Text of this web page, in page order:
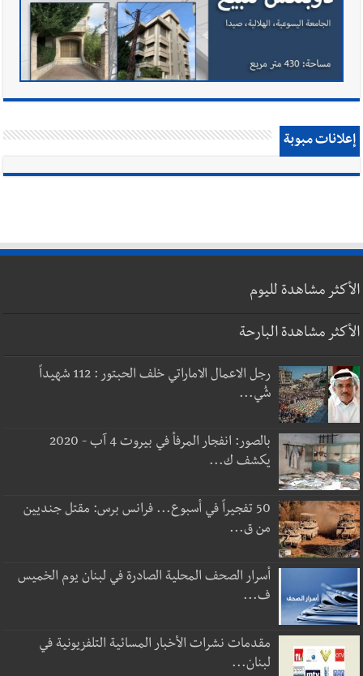
إعلانات مبوبة
الأكثر مشاهدة لليوم
الأكثر مشاهدة البارحة
رجل الاعمال الاماراتي خلف الحبتور : 112 شهيداً
شُي...
بالصور: انفجار المرفأ في بيروت 4 آب - 2020
يكشف ك...
50 تفجيراً في أسبوع... فرانس برس: مقتل جنديين
من ق...
أسرار الصحف المحلية الصادرة في لبنان يوم الخميس
ف...
مقدمات نشرات الأخبار المسائية التلفزيونية في
لبنان...